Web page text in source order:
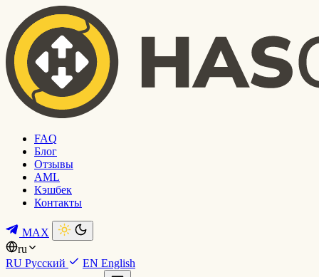
FAQ
Блог
Отзывы
AML
Кэшбек
Контакты
MAX
ru
RU Русский EN English